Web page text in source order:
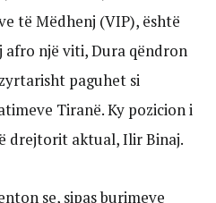
të Mëdhenj (VIP), është
afro një viti, Dura qëndron
paguhet si
Tiranë. Ky pozicion i
drejtorit aktual, Ilir Binaj.
se, sipas burimeve